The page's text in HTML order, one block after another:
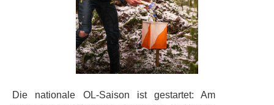
Die nationale OL-Saison ist gestartet: Am